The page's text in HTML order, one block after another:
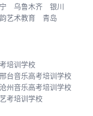
乌鲁木齐
银川
艺术教育
青岛
培训学校
邢台音乐高考培训学校
沧州音乐高考培训学校
考培训学校